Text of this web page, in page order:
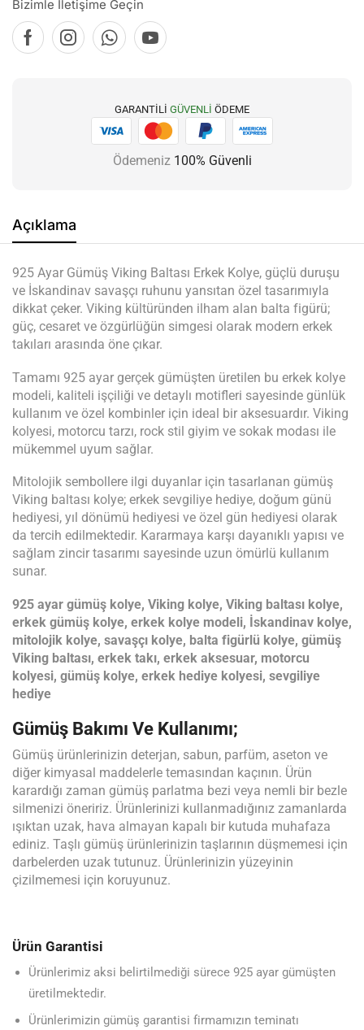
Bizimle İletişime Geçin
GARANTILI GÜVENLI ÖDEME
Ödemeniz 100% Güvenli
Açıklama
925 Ayar Gümüş Viking Baltası Erkek Kolye, güçlü duruşu
ve İskandinav savaşçı ruhunu yansıtan özel tasarımıyla
dikkat çeker. Viking kültüründen ilham alan balta figürü;
güç, cesaret ve özgürlüğün simgesi olarak modern erkek
takıları arasında öne çıkar.
Tamamı 925 ayar gerçek gümüşten üretilen bu erkek kolye
modeli, kaliteli işçiliği ve detaylı motifleri sayesinde günlük
kullanım ve özel kombinler için ideal bir aksesuardır. Viking
kolyesi, motorcu tarzı, rock stil giyim ve sokak modası ile
mükemmel uyum sağlar.
Mitolojik sembollere ilgi duyanlar için tasarlanan gümüş
Viking baltası kolye; erkek sevgiliye hediye, doğum günü
hediyesi, yıl dönümü hediyesi ve özel gün hediyesi olarak
da tercih edilmektedir. Kararmaya karşı dayanıklı yapısı ve
sağlam zincir tasarımı sayesinde uzun ömürlü kullanım
sunar.
925 ayar gümüş kolye, Viking kolye, Viking baltası kolye,
erkek gümüş kolye, erkek kolye modeli, İskandinav kolye,
mitolojik kolye, savaşçı kolye, balta figürlü kolye, gümüş
Viking baltası, erkek takı, erkek aksesuar, motorcu
kolyesi, gümüş kolye, erkek hediye kolyesi, sevgiliye
hediye
Gümüş Bakımı Ve Kullanımı;
Gümüş ürünlerinizin deterjan, sabun, parfüm, aseton ve
diğer kimyasal maddelerle temasından kaçının. Ürün
karardığı zaman gümüş parlatma bezi veya nemli bir bezle
silmenizi öneririz. Ürünlerinizi kullanmadığınız zamanlarda
ışıktan uzak, hava almayan kapalı bir kutuda muhafaza
ediniz. Taşlı gümüş ürünlerinizin taşlarının düşmemesi için
darbelerden uzak tutunuz. Ürünlerinizin yüzeyinin
çizilmemesi için koruyunuz.
Ürün Garantisi
Ürünlerimiz aksi belirtilmediği sürece 925 ayar gümüşten
üretilmektedir.
Ürünlerimizin gümüş garantisi firmamızın teminatı